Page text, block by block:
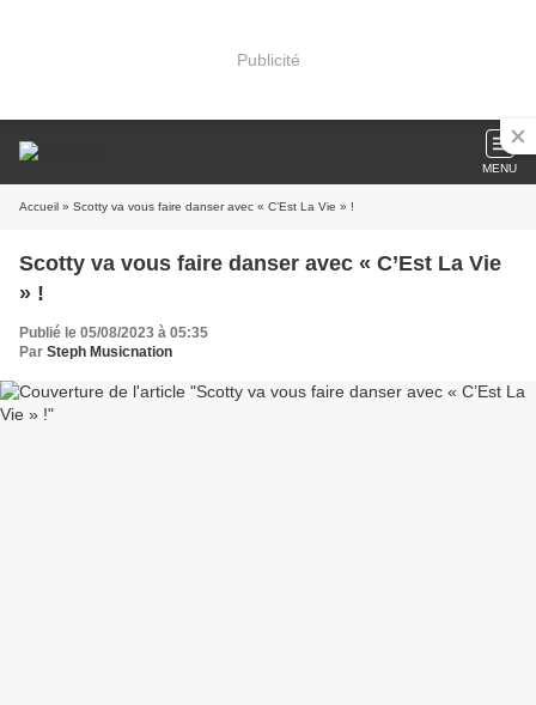
Publicité
MENU
Accueil » Scotty va vous faire danser avec « C’Est La Vie » !
Scotty va vous faire danser avec « C’Est La Vie
» !
Publié le 05/08/2023 à 05:35
Par Steph Musicnation